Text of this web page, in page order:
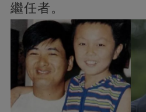
繼任者。